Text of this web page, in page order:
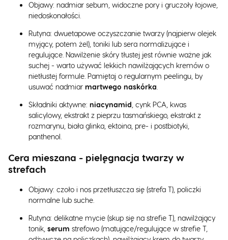
Objawy: nadmiar sebum, widoczne pory i gruczoły łojowe,
niedoskonałości.
Rutyna: dwuetapowe oczyszczanie twarzy (najpierw olejek
myjący, potem żel), toniki lub sera normalizujące i
regulujące. Nawilżenie skóry tłustej jest równie ważne jak
suchej - warto używać lekkich nawilżających kremów o
nietłustej formule. Pamiętaj o regularnym peelingu, by
usuwać nadmiar martwego naskórka
Składniki aktywne: niacynamid , cynk PCA, kwas
salicylowy, ekstrakt z pieprzu tasmańskiego, ekstrakt z
rozmarynu, biała glinka, ektoina, pre- i postbiotyki,
panthenol.
Cera mieszana - pielęgnacja twarzy w
strefach
Objawy: czoło i nos przetłuszcza się (strefa T), policzki
normalne lub suche.
Rutyna: delikatne mycie (skup się na strefie T), nawilżający
tonik, serum strefowo (matujące/regulujące w strefie T,